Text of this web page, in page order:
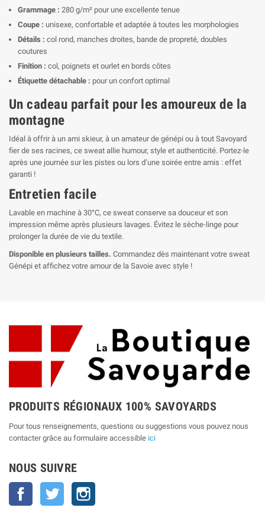
Grammage : 280 g/m² pour une excellente tenue
Coupe : unisexe, confortable et adaptée à toutes les morphologies
Détails : col rond, manches droites, bande de propreté, doubles
coutures
Finition : col, poignets et ourlet en bords côtes
Étiquette détachable : pour un confort optimal
Un cadeau parfait pour les amoureux de la
montagne
Idéal à offrir à un ami skieur, à un amateur de génépi ou à tout Savoyard
fier de ses racines, ce sweat allie humour, style et authenticité. Portez-le
après une journée sur les pistes ou lors d’une soirée entre amis : effet
garanti !
Entretien facile
Lavable en machine à 30°C, ce sweat conserve sa douceur et son
impression même après plusieurs lavages. Évitez le sèche-linge pour
prolonger la durée de vie du textile.
Disponible en plusieurs tailles. Commandez dès maintenant votre sweat
Génépi et affichez votre amour de la Savoie avec style !
PRODUITS RÉGIONAUX 100% SAVOYARDS
Pour tous renseignements, questions ou suggestions vous pouvez nous
contacter grâce au formulaire accessible ici
NOUS SUIVRE
Facebook Twitter